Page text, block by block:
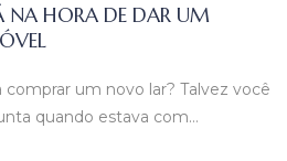
NA HORA DE DAR UM
comprar um novo lar? Talvez você
quando estava com…